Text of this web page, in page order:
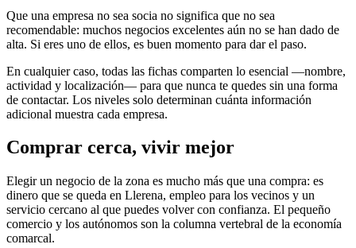
Que una empresa no sea socia no significa que no sea
recomendable: muchos negocios excelentes aún no se han dado de
alta. Si eres uno de ellos, es buen momento para dar el paso.
En cualquier caso, todas las fichas comparten lo esencial —nombre,
actividad y localización— para que nunca te quedes sin una forma
de contactar. Los niveles solo determinan cuánta información
adicional muestra cada empresa.
Comprar cerca, vivir mejor
Elegir un negocio de la zona es mucho más que una compra: es
dinero que se queda en Llerena, empleo para los vecinos y un
servicio cercano al que puedes volver con confianza. El pequeño
comercio y los autónomos son la columna vertebral de la economía
comarcal.